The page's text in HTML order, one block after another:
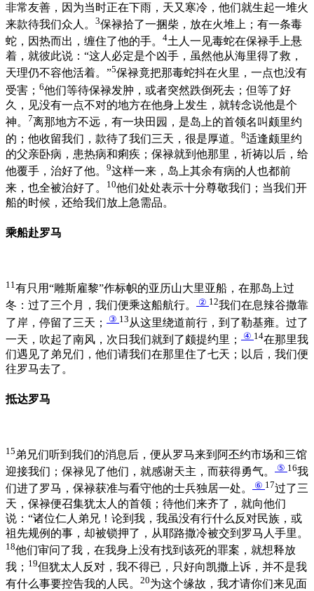
非常友善，因为当时正在下雨，天又寒冷，他们就生起一堆火
来款待我们众人。 3保禄拾了一捆柴，放在火堆上；有一条毒
蛇，因热而出，缠住了他的手。 4土人一见毒蛇在保禄手上悬
着，就彼此说：“这人必定是个凶手，虽然他从海里得了救，
天理仍不容他活着。”5保禄竟把那毒蛇抖在火里，一点也没有
受害； 6他们等待保禄发肿，或者突然跌倒死去；但等了好
久，见没有一点不对的地方在他身上发生，就转念说他是个
神。 7离那地方不远，有一块田园，是岛上的首领名叫颇里约
的；他收留我们，款待了我们三天，很是厚道。 8适逢颇里约
的父亲卧病，患热病和痢疾；保禄就到他那里，祈祷以后，给
他覆手，治好了他。 9这样一来，岛上其余有病的人也都前
来，也全被治好了。
10他们处处表示十分尊敬我们；当我们开
船的时候，还给我们放上急需品。
乘船赴罗马
11 有只用“雕斯雇黎”作标帜的亚历山大里亚船，在那岛上过
冬：过了三个月，我们便乘这船航行。
② 12我们在息辣谷撒靠
了岸，停留了三天；
③ 13 从这里绕道前行，到了勒基雍。过了
一天，吹起了南风，次日我们就到了颇提约里；
④ 14在那里我
们遇见了弟兄们，他们请我们在那里住了七天；以后，我们便
往罗马去了。
抵达罗马
15 弟兄们听到我们的消息后，便从罗马来到阿丕约市场和三馆
迎接我们；保禄见了他们，就感谢天主，而获得勇气。
⑤ 16我
们进了罗马，保禄获准与看守他的士兵独居一处。
⑥ 17过了三
天，保禄便召集犹太人的首领；待他们来齐了，就向他们
说：“诸位仁人弟兄！论到我，我虽没有行什么反对民族，或
祖先规例的事，却被锁押了，从耶路撒冷被交到罗马人手里。
18他们审问了我，在我身上没有找到该死的罪案，就想释放
我； 19但犹太人反对，我不得已，只好向凯撒上诉，并不是我
有什么事要控告我的人民。 20为这个缘故，我才请你们来见面